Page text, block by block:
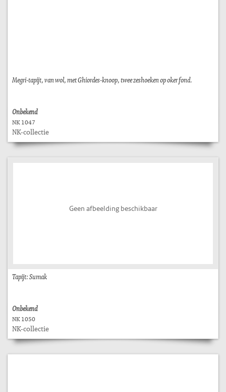
Megri-tapijt, van wol, met Ghiordes-knoop, twee zeshoeken op oker fond.
Onbekend
NK 1047
NK-collectie
Geen afbeelding beschikbaar
Tapijt: Sumak
Onbekend
NK 1050
NK-collectie